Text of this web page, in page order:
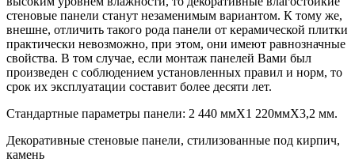
стеновые панели станут незаменимым вариантом. К тому же,
внешне, отличить такого рода панели от керамической плитки
практически невозможно, при этом, они имеют равнозначные
свойства. В том случае, если монтаж панелей Вами был
произведен с соблюдением установленных правил и норм, то
срок их эксплуатации составит более десяти лет.
Стандартные параметры панели: 2 440 ммХ1 220ммХ3,2 мм.
Декоративные стеновые панели, стилизованные под кирпич,
камень